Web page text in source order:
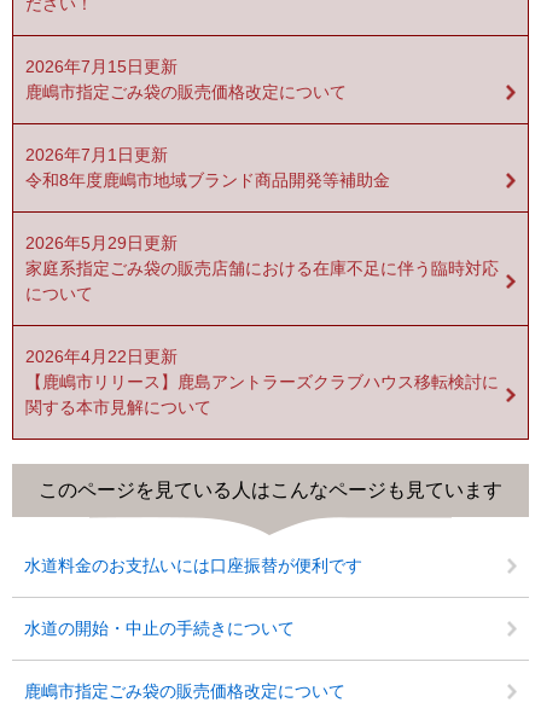
2026年7月15日更新
鹿嶋市指定ごみ袋の販売価格改定について
2026年7月1日更新
令和8年度鹿嶋市地域ブランド商品開発等補助金
2026年5月29日更新
家庭系指定ごみ袋の販売店舗における在庫不足に伴う臨時対応
について
2026年4月22日更新
【鹿嶋市リリース】鹿島アントラーズクラブハウス移転検討に
関する本市見解について
このページを見ている人はこんなページも見ています
水道料金のお支払いには口座振替が便利です
水道の開始・中止の手続きについて
鹿嶋市指定ごみ袋の販売価格改定について